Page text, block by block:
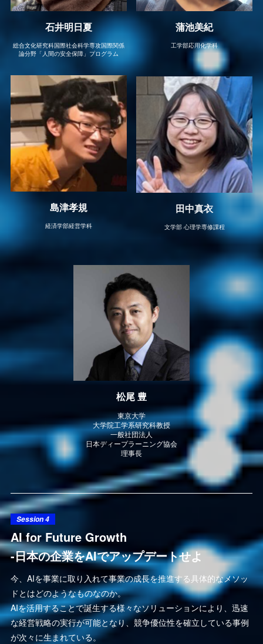
石井明日夏
総合文化研究科国際社会科学専攻国際関係
論分野「人間の安全保障」プログラム
蒲池美紀
工学部応用化学科
島津孝規
経済学部経営学科
田中真衣
文学部 心理学専修課程
松尾 豊
東京大学
大学院工学系研究科教授
一般社団法人
日本ディープラーニング協会
理事長
Session 4
AI for Future Growth
-日本の企業をAIでアップデートせよ
今、AIを事業に取り入れて事業の成長を推進する具体的なメソッ
ドとはどのようなものなのか。
AIを活用することで誕生する様々なソリューションにより、迅速
な経営戦略の実行が可能となり、競争優位性を確立している事例
が次々に生まれている。